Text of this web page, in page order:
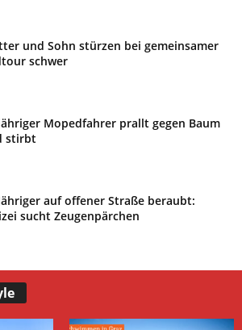
und Sohn stürzen bei gemeinsamer
schwer
Mopedfahrer prallt gegen Baum
stirbt
auf offener Straße beraubt:
sucht Zeugenpärchen